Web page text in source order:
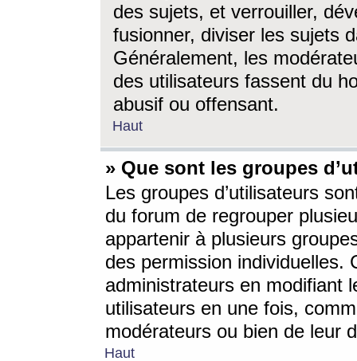
des sujets, et verrouiller,
fusionner, diviser les sujets
Généralement, les
des utilisateurs fassent du
abusif ou offensant.
Haut
» Que sont les groupes
Les groupes d’utilisateurs
du forum de regrouper
appartenir à plusieurs
des permission individuelles.
administrateurs en modifiant
utilisateurs en une fois,
modérateurs ou bien de leur
Haut